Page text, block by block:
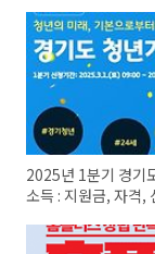
2025년 1분기 경기
소득 : 지원금, 자격,